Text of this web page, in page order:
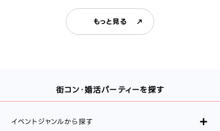
もっと見る
街コン・婚活パーティーを探す
イベントジャンルから探す